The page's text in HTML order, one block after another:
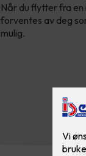
Når du flytter fra en
forventes av deg
mulig.